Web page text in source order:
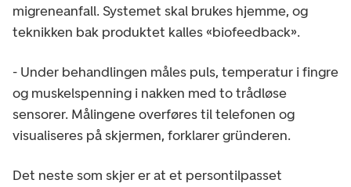
migreneanfall. Systemet skal brukes hjemme, og
teknikken bak produktet kalles «biofeedback».
- Under behandlingen måles puls, temperatur i fingre
og muskelspenning i nakken med to trådløse
sensorer. Målingene overføres til telefonen og
visualiseres på skjermen, forklarer gründeren.
Det neste som skjer er at et persontilpasset